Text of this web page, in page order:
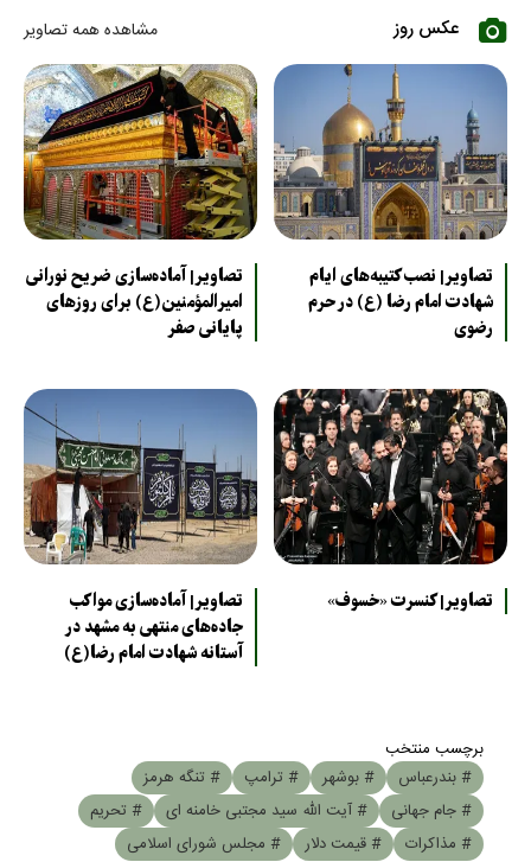
عکس روز مشاهده همه تصاویر
تصاویر| نصب کتیبه‌های ایام
شهادت امام رضا (ع) در حرم
رضوی
تصاویر| آماده‌سازی ضریح نورانی
امیرالمؤمنین(ع) برای روزهای
پایانی صفر
تصاویر| کنسرت «خسوف»
تصاویر| آماده‌سازی مواکب
جاده‌های منتهی به مشهد در
آستانه شهادت امام رضا(ع)
برچسب منتخب
# بندرعباس
# بوشهر # ترامپ
# تنگه هرمز
# جام جهانی
# آیت الله سید مجتبی خامنه ای
# تحریم
# مذاکرات
# قیمت دلار # مجلس شورای اسلامی